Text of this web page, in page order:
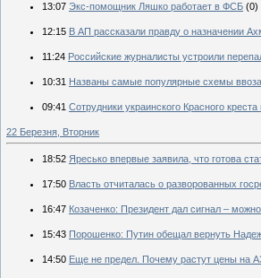
13:07 Экс-помощник Ляшко работает в ФСБ (0)
12:15 В АП рассказали правду о назначении
11:24 Российские журналисты устроили
10:31 Названы самые популярные схемы
09:41 Сотрудники украинского Красного
22 Березня, Вторник
18:52 Яресько впервые заявила, что готова
17:50 Власть отчиталась о разворованных
16:47 Козаченко: Президент дал сигнал –
15:43 Порошенко: Путин обещал вернуть
14:50 Еще не предел. Почему растут цены на